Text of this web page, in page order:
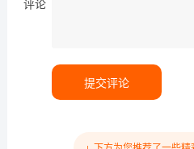
评论
提交评论